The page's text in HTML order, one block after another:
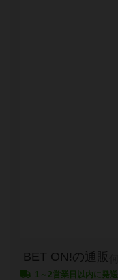
BET ON!の通販
1～2営業日以内に発送